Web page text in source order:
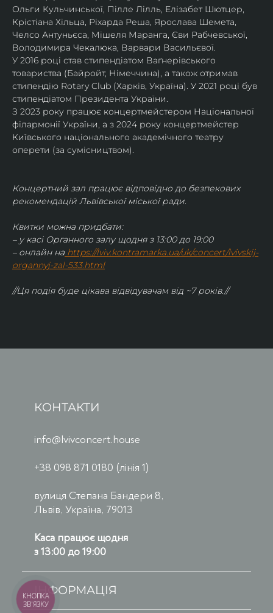
Ольги Кульчинської, Пілле Лілль, Елізабет Шютцер,
Крістіана Хільца, Ріхарда Реша, Ярослава Шемета,
Челсо Антуньєса, Мішеля Маранга, Єви Рабчевської,
Володимира Чекалюка, Варвари Васильєвої.
У 2016 році став стипендіатом Ваґнерівського
товариства (Байройт, Німеччина), а також отримав
стипендію Rotary Club (Харків, Україна). У 2021 році був
стипендіатом Президента України.
З 2023 року працює концертмейстером Національної
філармонії України, а з 2024 року концертмейстер
Київського національного академічного театру
оперети (за сумісництвом).
Концертний зал працює відповідно до безпекових
рекомендацій Львівської міської ради.
Квитки можна придбати:
– у касі Органного залу щодня з 13:00 до 19:00
– онлайн на https://lviv.kontramarka.ua/uk/concert/lvivskij-
organnyj-zal-533.html
//Ця подія буде цікава відвідувачам від ~7 років.//
КОНТАКТИ
info@lvivconcert.house
+38 098 871 0180 (лінія 1)
вулиця Степана Бандери 8,
Львів, Україна, 79013
Каса працює щодня
з 13:00 до 19:00
ІНФОРМАЦІЯ
КНОПКА
ЗВ'ЯЗКУ